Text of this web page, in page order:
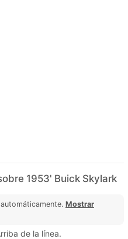
1953' Buick Skylark
Mostrar
de la línea.